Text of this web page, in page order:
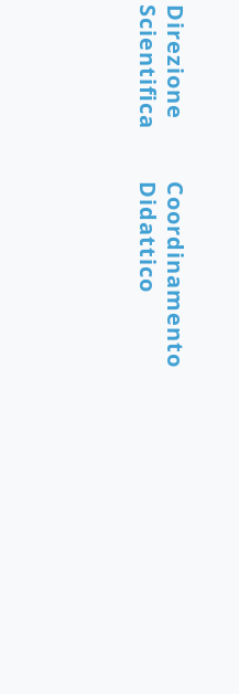
Direzione
Scientifica
Coordinamento
Didattico